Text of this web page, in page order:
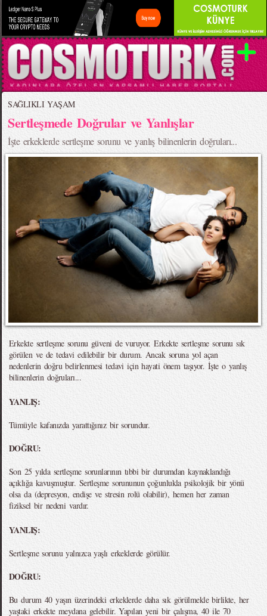
SAĞLIKLI YAŞAM
Sertleşmede Doğrular ve Yanlışlar
İşte erkeklerde sertleşme sorunu ve yanlış bilinenlerin doğruları...
Erkekte sertleşme sorunu güveni de vuruyor. Erkekte sertleşme sorunu sık
görülen ve de tedavi edilebilir bir durum. Ancak soruna yol açan
nedenlerin doğru belirlenmesi tedavi için hayati önem taşıyor. İşte o yanlış
bilinenlerin doğruları...
YANLIŞ:
Tümüyle kafanızda yarattığınız bir sorundur.
DOĞRU:
Son 25 yılda sertleşme sorunlarının tıbbi bir durumdan kaynaklandığı
açıklığa kavuşmuştur. Sertleşme sorununun çoğunlukla psikolojik bir yönü
olsa da (depresyon, endişe ve stresin rolü olabilir), hemen her zaman
fiziksel bir nedeni vardır.
YANLIŞ:
Sertleşme sorunu yalnızca yaşlı erkeklerde görülür.
DOĞRU:
Bu durum 40 yaşın üzerindeki erkeklerde daha sık görülmekle birlikte, her
yaştaki erkekte meydana gelebilir. Yapılan yeni bir çalışma, 40 ile 70